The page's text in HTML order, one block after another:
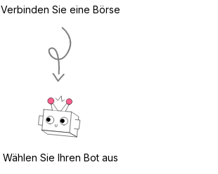
Verbinden Sie eine Börse
Wählen Sie Ihren Bot aus